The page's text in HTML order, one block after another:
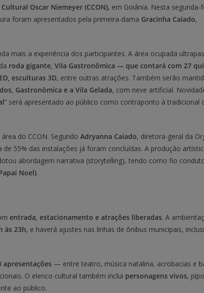
Oscar Niemeyer (CCON), em Goiânia. Nesta segunda-
foram apresentados pela primeira-dama Gracinha Caiado,
mais a experiência dos participantes. A área ocupada
roda gigante, Vila Gastronômica — que contará com 27
esculturas 3D, entre outras atrações. Também serão
Gastronômica e a Vila Gelada, com neve artificial.
” será apresentado ao público como contraponto à tradicional
do CCON. Segundo Adryanna Caiado, diretora-geral da
de 55% das instalações já foram concluídas. A produção
abordagem narrativa (storytelling), tendo como fio
Noel).
entrada, estacionamento e atrações liberadas. A
às 23h, e haverá ajustes nas linhas de ônibus municipais,
apresentações — entre teatro, música natalina, acrobacias e
O elenco cultural também inclui personagens vivos,
ao público.